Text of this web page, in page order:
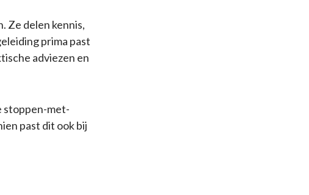
Ze delen kennis,
prima past
adviezen en
stoppen-met-
past dit ook bij